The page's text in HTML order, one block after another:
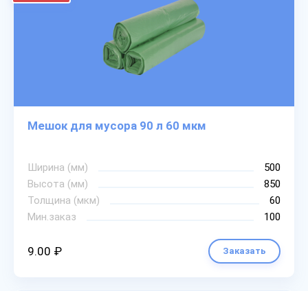
Мешок для мусора 90 л 60 мкм
Ширина (мм)
500
Высота (мм)
850
Толщина (мкм)
60
Мин.заказ
100
9.00 ₽ Заказать